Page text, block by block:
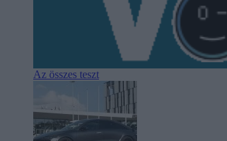
Az összes teszt